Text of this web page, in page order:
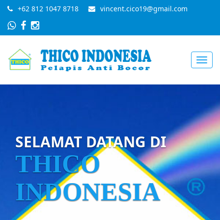
+62 812 1047 8718 vincent.cico19@gmail.com
SELAMAT DATANG DI
THICO
INDONESIA